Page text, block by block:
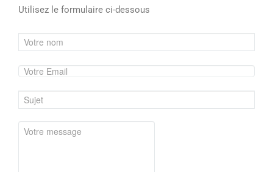
Utilisez le formulaire ci-dessous